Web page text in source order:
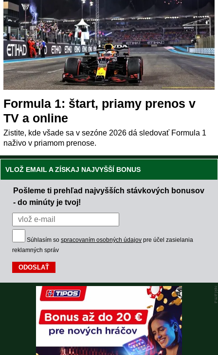
Formula 1: štart, priamy prenos v
TV a online
Zistite, kde všade sa v sezóne 2026 dá sledovať Formula 1
naživo v priamom prenose.
VLOŽ EMAIL A ZÍSKAJ NAJVYŠŠÍ BONUS
Pošleme ti prehľad najvyšších stávkových bonusov
- do minúty je tvoj!
Súhlasím so spracovaním osobných údajov pre účel zasielania
reklamných správ